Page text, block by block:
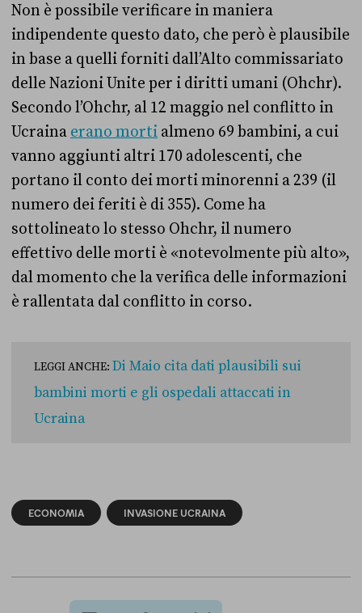
Non è possibile verificare in maniera
indipendente questo dato, che però è plausibile
in base a quelli forniti dall’Alto commissariato
delle Nazioni Unite per i diritti umani (Ohchr).
Secondo l’Ohchr, al 12 maggio nel conflitto in
Ucraina erano morti almeno 69 bambini, a cui
vanno aggiunti altri 170 adolescenti, che
portano il conto dei morti minorenni a 239 (il
numero dei feriti è di 355). Come ha
sottolineato lo stesso Ohchr, il numero
effettivo delle morti è «notevolmente più alto»,
dal momento che la verifica delle informazioni
è rallentata dal conflitto in corso.
LEGGI ANCHE: Di Maio cita dati plausibili sui
bambini morti e gli ospedali attaccati in
Ucraina
ECONOMIA INVASIONE UCRAINA